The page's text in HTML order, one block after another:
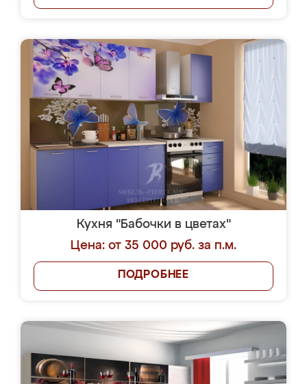
Кухня "Бабочки в цветах"
Цена: от 35 000 руб. за п.м.
ПОДРОБНЕЕ